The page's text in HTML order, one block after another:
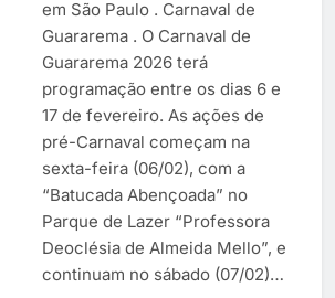
em São Paulo . Carnaval de
Guararema . O Carnaval de
Guararema 2026 terá
programação entre os dias 6 e
17 de fevereiro. As ações de
pré-Carnaval começam na
sexta-feira (06/02), com a
“Batucada Abençoada” no
Parque de Lazer “Professora
Deoclésia de Almeida Mello”, e
continuam no sábado (07/02)…